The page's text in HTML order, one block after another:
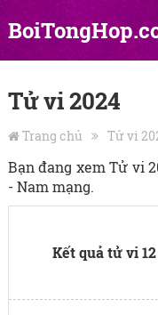
Tử vi 2024
Trang chủ Tử vi
Bạn đang xem Tử vi
- Nam mạng.
Kết quả tử vi